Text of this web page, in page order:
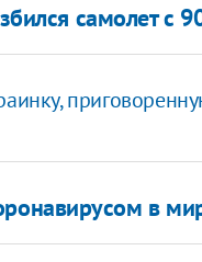
самолет с
в